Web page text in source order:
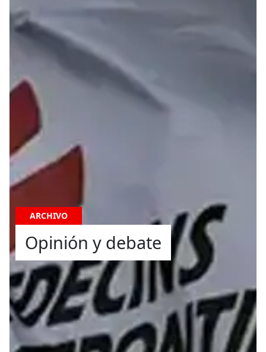
ARCHIVO
Opinión y debate